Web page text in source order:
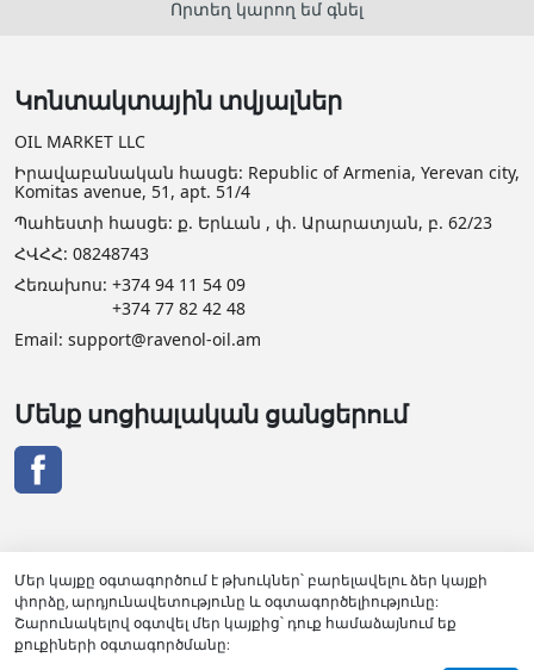
Որտեղ կարող եմ գնել
Կոնտակտային տվյալներ
OIL MARKET LLC
Իրավաբանական հասցե: Republic of Armenia, Yerevan city,
Komitas avenue, 51, apt. 51/4
Պահեստի հասցե: ք. Երևան , փ. Արարատյան, բ. 62/23
ՀՎՀՀ: 08248743
Հեռախոս: +374 94 11 54 09
+374 77 82 42 48
Email: support@ravenol-oil.am
Մենք սոցիալական ցանցերում
RAVENOL դիստրիբյուտորի վկայական
Մեր կայքը օգտագործում է թխուկներ՝ բարելավելու ձեր կայքի
փորձը, արդյունավետությունը և օգտագործելիությունը:
Շարունակելով օգտվել մեր կայքից՝ դուք համաձայնում եք
քուքիների օգտագործմանը: